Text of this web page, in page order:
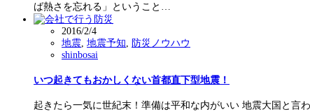
ば熱さを忘れる」ということ…
2016/2/4
地震 地震予知
防災ノウハウ
shinbosai
いつ起きてもおかしくない首都直下型地震！
起きたら一気に世紀末！準備は平和な内がいい 地震大国と言